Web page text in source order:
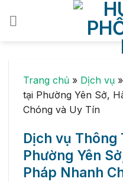
Trang chủ » Dịch vụ »
tại Phường Yên Sở,
Chóng và Uy Tín
Dịch vụ Thông
Phường Yên
Pháp Nhanh